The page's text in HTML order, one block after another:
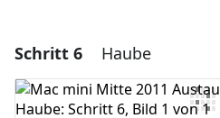
Einen
Kommentar hinzufügen
Schritt 6 Haube